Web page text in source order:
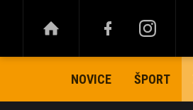
NOVICE ŠPORT